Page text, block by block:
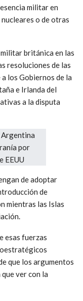
militar en
o de otras
británica en las
resoluciones de las
los Gobiernos de la
e Irlanda del
a la disputa
de adoptar
de
mientras las Islas
esas fuerzas
que los argumentos
ver con la